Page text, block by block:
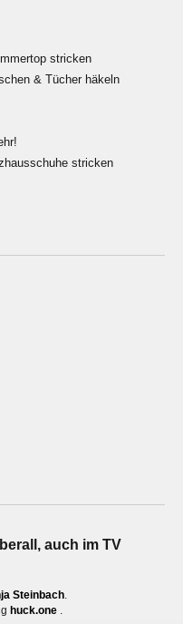
stricken
& Tücher häkeln
stricken
auch im TV
Steinbach
huck.one